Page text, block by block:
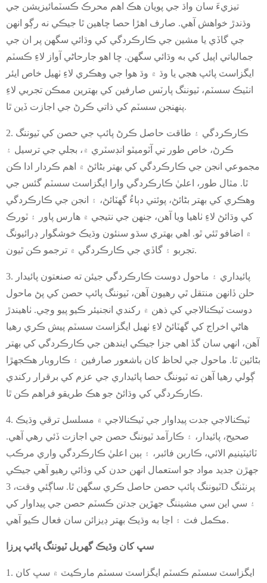
تيزيءَ سان واڌ جي پويان هڪ اهم محرڪ ڪسٽمائيزيشن جي
وڌندڙ خواهش آهي. صارف اهڙا حصا چاهين ٿا جيڪي نه رڳو انهن
جي گاڏي يا مشين جي ڪارڪردگي کي وڌائي سگهن پر ان جي
جمالياتي اپيل کي به وڌائي سگهن. ڇا اهو جارحاڻي آواز لاءِ ڪسٽم
ايگزاسٽ پائپ هجي يا وڌ ۾ وڌ هوا جي وهڪري لاءِ ٺهيل خاص ايئر
انٽيڪ سسٽم، ٽيوننگ پارٽس صارفين کي بهترين ممڪن تجربي لاءِ
پنهنجن سسٽم کي ذاتي ڪرڻ جي اجازت ڏين ٿا.
2. ڪارڪردگي ۽ طاقت حاصل ڪرڻ پائپ جي حصن کي ٽيوننگ
ڪرڻ، خاص طور تي آٽوميٽو انڊسٽري ۾، بجلي جي ترسيل ۽
مجموعي انجن جي ڪارڪردگي کي بهتر بڻائڻ ۾ اهم ڪردار ادا ڪن
ٿا. مثال طور، اعليٰ ڪارڪردگي وارا ايگزاسٽ سسٽم گئس جي
وهڪري کي بهتر بڻائڻ، پوئتي دٻاءُ گهٽائڻ، ۽ انجن جي ڪارڪردگي
کي وڌائڻ لاءِ ٺاهيا ويا آهن، جنهن جي نتيجي ۾ هارس پاور ۽ ٽورڪ
۾ اضافو ٿئي ٿو. اهي بهتري سڌو سنئون وڌيڪ خوشگوار ڊرائيونگ
تجربو ۽ گاڏي جي ڪارڪردگي ۾ ترجمو ڪن ٿيون.
3. پائيداري ۽ ماحول دوست ڪارڪردگي جيئن ته صنعتون پائيدار
حلن ڏانهن منتقل ٿي رهيون آهن، ٽيوننگ پائپ حصن کي پڻ ماحول
دوست ٽيڪنالاجي کي ذهن ۾ رکندي انجنيئر ڪيو پيو وڃي. ٺاهيندڙ
هاڻي اخراج کي گهٽائڻ لاءِ ٺهيل ايگزاسٽ سسٽم پيش ڪري رهيا
آهن، انهي سان گڏ اهي جزا جيڪي ايندھن جي ڪارڪردگي کي بهتر
بڻائين ٿا. ماحول جي لحاظ کان باشعور صارفين ۽ ڪاروبار هڪجهڙا
ڳولي رهيا آهن ته ٽيوننگ حصا پائيداري جي عزم کي برقرار رکندي
ڪارڪردگي کي وڌائڻ جو هڪ طريقو فراهم ڪن ٿا.
4. ٽيڪنالاجي جدت پيداوار جي ٽيڪنالاجي ۾ مسلسل ترقي وڌيڪ
صحيح، پائيدار، ۽ ڪارآمد ٽيوننگ حصن جي اجازت ڏئي رهي آهي.
ٽائيٽينيم الائي، ڪاربن فائبر، ۽ ٻين اعليٰ ڪارڪردگي واري مرڪب
جهڙن جديد مواد جو استعمال انهن حدن کي وڌائي رهيو آهي جيڪي
ٽيوننگ پائپ حصن حاصل ڪري سگهن ٿا. ساڳئي وقت، 3D پرنٽنگ
۽ سي اين سي مشيننگ جهڙين جدتن ڪسٽم حصن جي پيداوار کي
مڪمل فٽ ۽ اڃا به وڌيڪ بهتر ڊيزائن سان فعال ڪيو آهي.
سڀ کان وڌيڪ گهربل ٽيوننگ پائپ پرزا
1. ايگزاسٽ سسٽم ڪسٽم ايگزاسٽ سسٽم مارڪيٽ ۾ سڀ کان